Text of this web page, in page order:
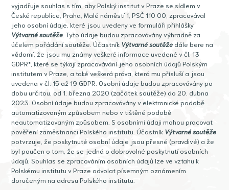
vyjadřuje souhlas s tím, aby Polský institut v Praze se sídlem v
České republice, Praha, Malé náměstí 1, PSČ 110 00, zpracovával
jeho osobní údaje, které jsou uvedeny ve formuláři přihlášky
Výtvarné soutěže . Tyto údaje budou zpracovávány výhradně za
účelem pořádání soutěže. Účastník Výtvarné soutěže dále bere na
vědomí, že jsou mu známy veškeré informace uvedené v čl. 13
GDPR*, které se týkají zpracovávání jeho osobních údajů Polským
institutem v Praze, a také veškerá práva, která mu přísluší a jsou
uvedena v čl. 15 až 19 GDPR. Osobní údaje budou zpracovávány po
dobu určitou, od 1. března 2020 (začátek soutěže) do 20. dubna
2023. Osobní údaje budou zpracovávány v elektronické podobě
automatizovaným způsobem nebo v tištěné podobě
neautomatizovaným způsobem. S osobními údaji mohou pracovat
pověření zaměstnanci Polského institutu. Účastník Výtvarné soutěže
potvrzuje, že poskytnuté osobní údaje jsou přesné (pravdivé) a že
byl poučen o tom, že se jedná o dobrovolné poskytnutí osobních
údajů. Souhlas se zpracováním osobních údajů lze ve vztahu k
Polskému institutu v Praze odvolat písemným oznámením
doručeným na adresu Polského institutu.